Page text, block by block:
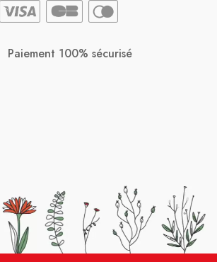
Paiement 100% sécurisé